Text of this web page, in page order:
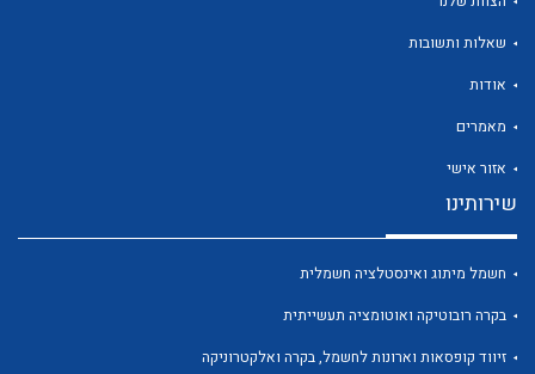
שאלות ותשובות
אודות
מאמרים
אזור אישי
שירותינו
חשמל מיתוג ואינסטלציה חשמלית
בקרה רובוטיקה ואוטומציה תעשייתית
זיווד קופסאות וארונות לחשמל, בקרה ואלקטרוניקה